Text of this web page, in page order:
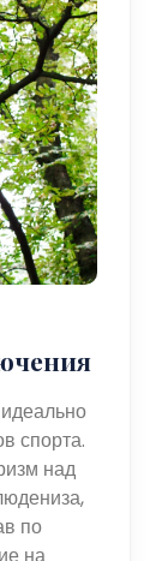
спорта.
над
по